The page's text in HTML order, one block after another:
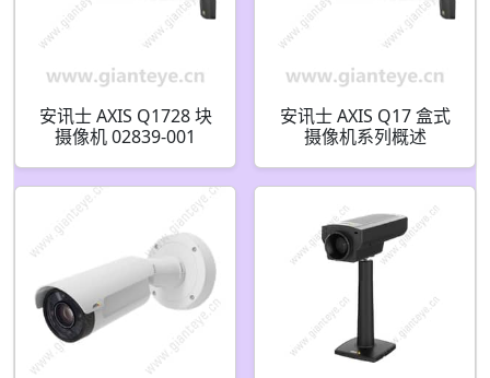
安讯士 AXIS Q1728 块
摄像机 02839-001
安讯士 AXIS Q17 盒式
摄像机系列概述